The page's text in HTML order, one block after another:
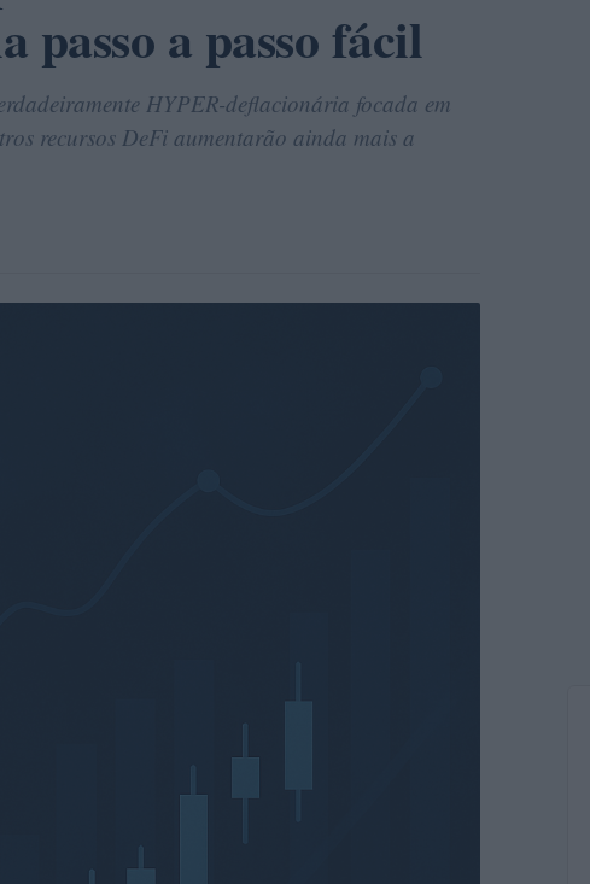
a passo fácil
HYPER-deflacionária focada em
recursos DeFi aumentarão ainda mais a